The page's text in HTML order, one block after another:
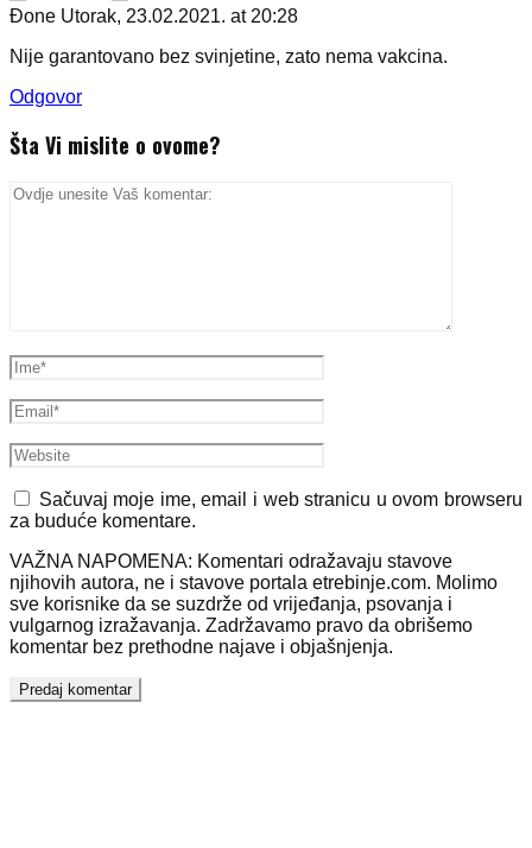
Đone Utorak, 23.02.2021. at 20:28
Nije garantovano bez svinjetine, zato nema vakcina.
Odgovor
Šta Vi mislite o ovome?
Sačuvaj moje ime, email i web stranicu u ovom browseru
za buduće komentare.
VAŽNA NAPOMENA: Komentari odražavaju stavove
njihovih autora, ne i stavove portala etrebinje.com. Molimo
sve korisnike da se suzdrže od vrijeđanja, psovanja i
vulgarnog izražavanja. Zadržavamo pravo da obrišemo
komentar bez prethodne najave i objašnjenja.